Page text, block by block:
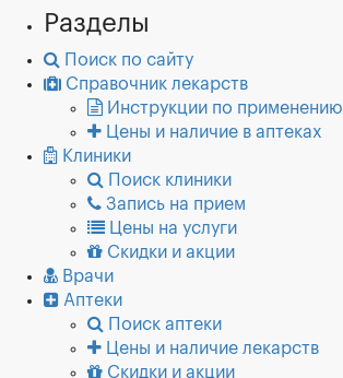
Разделы
Поиск по сайту
Справочник лекарств
Инструкции по применению
Цены и наличие в аптеках
Клиники
Поиск клиники
Запись на прием
Цены на услуги
Скидки и акции
Врачи
Аптеки
Поиск аптеки
Цены и наличие лекарств
Скидки и акции